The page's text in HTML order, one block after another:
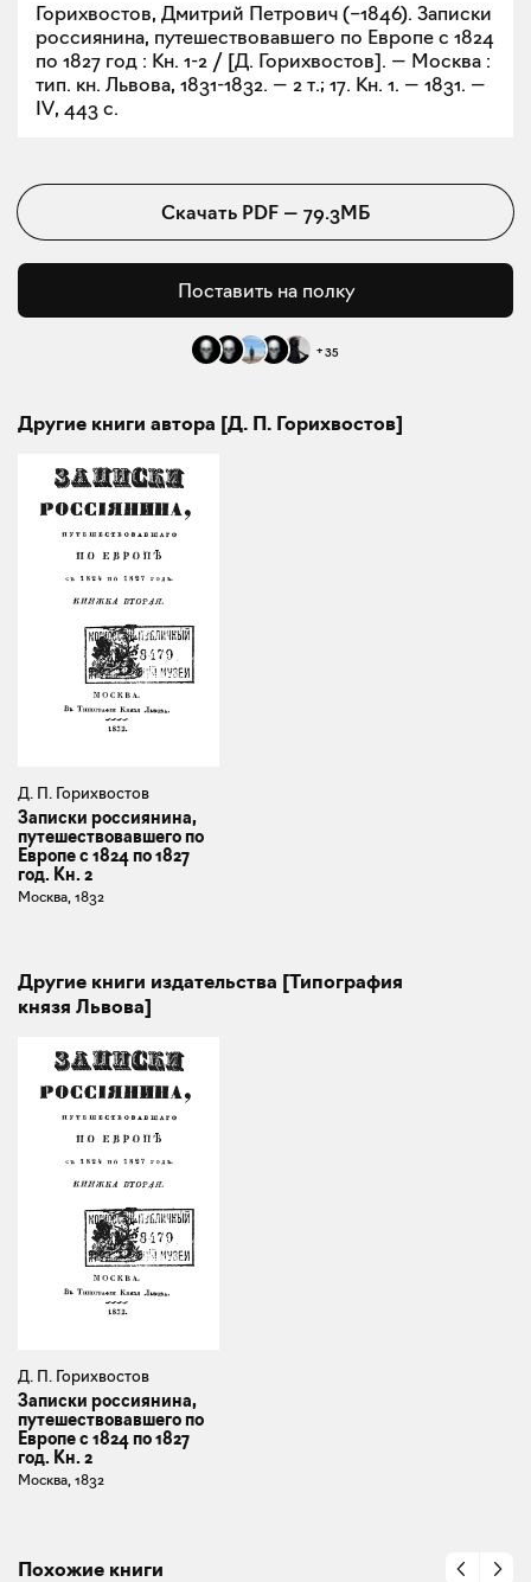
Горихвостов, Дмитрий Петрович (–1846). Записки
россиянина, путешествовавшего по Европе с 1824
по 1827 год : Кн. 1-2 / [Д. Горихвостов]. — Москва :
тип. кн. Львова, 1831-1832. — 2 т.; 17. Кн. 1. — 1831. —
IV, 443 с.
Скачать PDF — 79.3МБ
Поставить на полку
+35
Другие книги автора [Д. П. Горихвостов]
Д. П. Горихвостов
Записки россиянина,
путешествовавшего по
Европе с 1824 по 1827
год. Кн. 2
Москва, 1832
Другие книги издательства [Типография
князя Львова]
Д. П. Горихвостов
Записки россиянина,
путешествовавшего по
Европе с 1824 по 1827
год. Кн. 2
Москва, 1832
Похожие книги